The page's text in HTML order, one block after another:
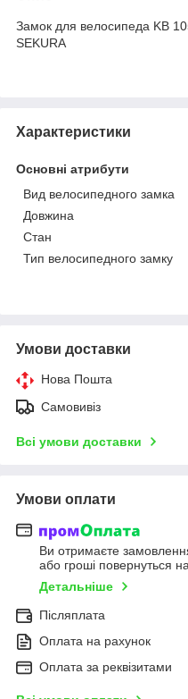
Замок для велосипеда KB
SEKURA
Характеристики
Основні атрибути
Вид велосипедного замка
Довжина
Стан
Тип велосипедного замку
Умови доставки
Нова Пошта
Самовивіз
Всі умови доставки
Умови оплати
Ви отримаєте
або гроші повернуться
Детальніше
Післяплата
Оплата на рахунок
Оплата за реквізитами